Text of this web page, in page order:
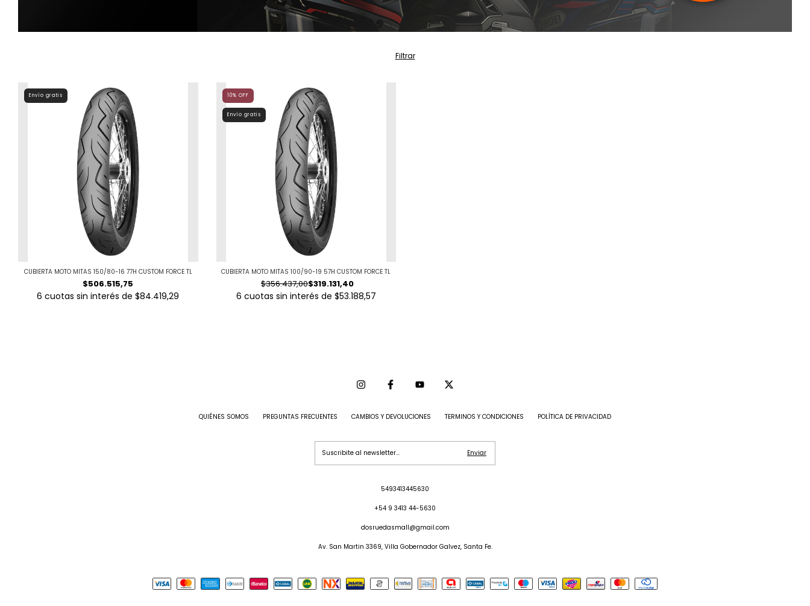
Filtrar
Envío gratis
CUBIERTA MOTO MITAS 150/80-16 77H CUSTOM FORCE TL
$506.515,75
6 cuotas sin interés de$84.419,29
10% OFF
Envío gratis
CUBIERTA MOTO MITAS 100/90-19 57H CUSTOM FORCE TL
$319.131,40
$356.437,00
6 cuotas sin interés de $53.188,57
QUIÉNES SOMOS PREGUNTAS FRECUENTES CAMBIOS Y DEVOLUCIONES TERMINOS Y CONDICIONES POLÍTICA DE PRIVACIDAD
5493413445630
+54 9 3413 44-5630
dosruedasmall@gmail.com
Av. San Martin 3369, Villa Gobernador Galvez, Santa Fe.